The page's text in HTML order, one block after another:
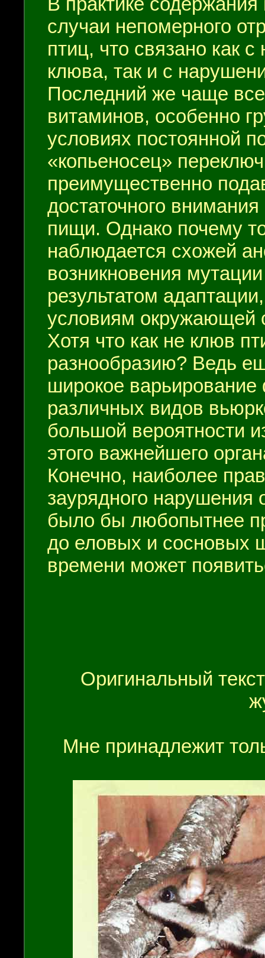
случаи непомерного
птиц, что связано как
клюва, так и с
Последний же чаще
витаминов, особенно
условиях постоянной
«копьеносец»
преимущественно
достаточного
пищи. Однако почему
наблюдается схожей
возникновения
результатом
условиям окружающей
Хотя что как не клюв
разнообразию? Ведь
широкое
различных видов
большой вероятности
этого важнейшего
Конечно, наиболее
заурядного
было бы любопытнее
до еловых и сосновых
времени может
Оригинальный
Мне принадлежит